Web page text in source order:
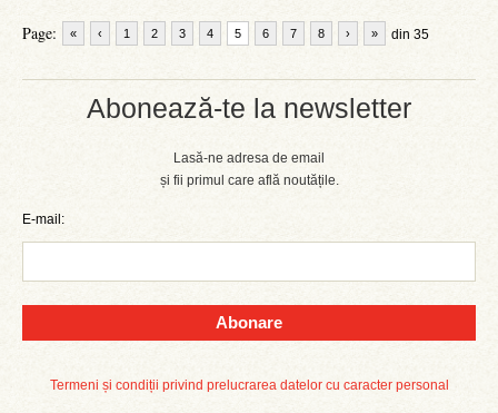
Abonează-te la newsletter
Lasă-ne adresa de email
și fii primul care află noutățile.
E-mail:
Abonare
Termeni și condiții privind prelucrarea datelor cu caracter personal
Page: « ‹ 1 2 3 4 5 6 7 8 din 35
› »